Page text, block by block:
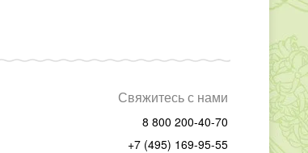
Свяжитесь с нами
8 800 200-40-70
+7 (495) 169-95-55